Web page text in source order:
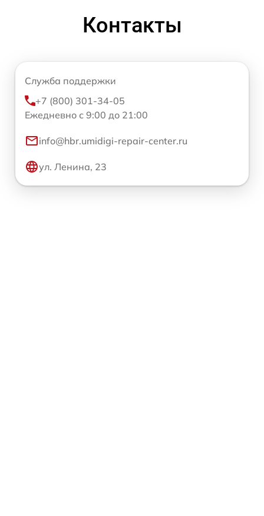
Контакты
Служба поддержки
+7 (800) 301-34-05
Ежедневно с 9:00 до 21:00
info@hbr.umidigi-repair-center.ru
ул. Ленина, 23